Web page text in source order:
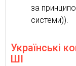
за
системи)).
Українські
ШІ